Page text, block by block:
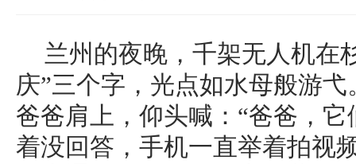
兰州的夜晚，千架无人机在
庆”三个字，光点如水母般游
爸爸肩上，仰头喊：“爸爸，
着没回答，手机一直举着拍视